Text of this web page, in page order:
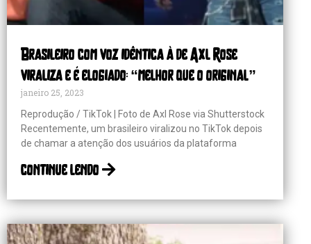
Brasileiro com voz idêntica à de Axl Rose
viraliza e é elogiado: “melhor que o original”
janeiro 25, 2023
Reprodução / TikTok | Foto de Axl Rose via Shutterstock
Recentemente, um brasileiro viralizou no TikTok depois
de chamar a atenção dos usuários da plataforma
continue lendo